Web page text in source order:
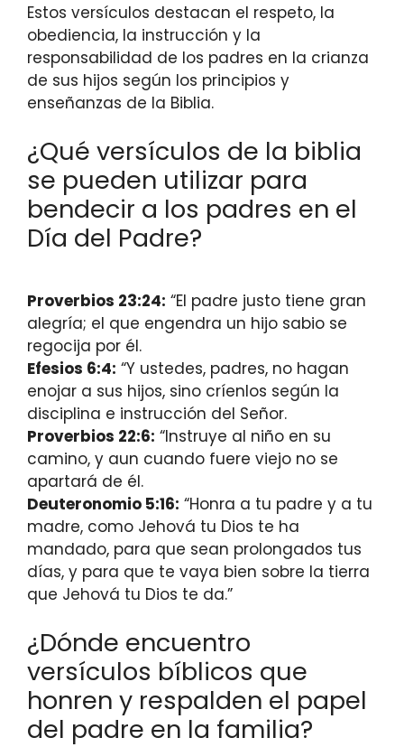
Estos versículos destacan el respeto, la
obediencia, la instrucción y la
responsabilidad de los padres en la crianza
de sus hijos según los principios y
enseñanzas de la Biblia.
¿Qué versículos de la biblia
se pueden utilizar para
bendecir a los padres en el
Día del Padre?
Proverbios 23:24: “El padre justo tiene gran
alegría; el que engendra un hijo sabio se
regocija por él.
Efesios 6:4: “Y ustedes, padres, no hagan
enojar a sus hijos, sino críenlos según la
disciplina e instrucción del Señor.
Proverbios 22:6: “Instruye al niño en su
camino, y aun cuando fuere viejo no se
apartará de él.
Deuteronomio 5:16: “Honra a tu padre y a tu
madre, como Jehová tu Dios te ha
mandado, para que sean prolongados tus
días, y para que te vaya bien sobre la tierra
que Jehová tu Dios te da.”
¿Dónde encuentro
versículos bíblicos que
honren y respalden el papel
del padre en la familia?